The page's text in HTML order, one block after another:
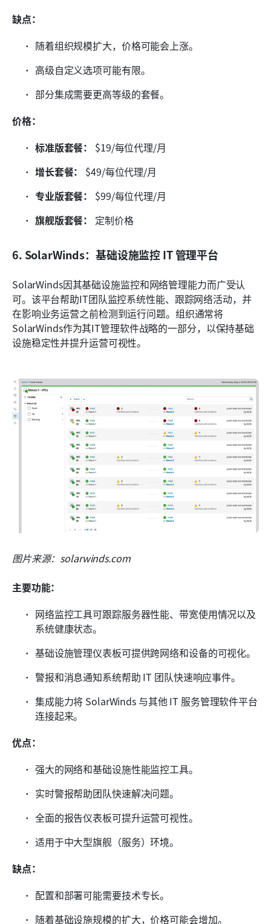
缺点：
随着组织规模扩大，价格可能会上涨。
高级自定义选项可能有限。
部分集成需要更高等级的套餐。
价格：
标准版套餐：
$19/每位代理/月
增长套餐：
$49/每位代理/月
专业版套餐：
$99/每位代理/月
旗舰版套餐：
定制价格
6. SolarWinds：基础设施监控 IT 管理平台
SolarWinds因其基础设施监控和网络管理能力而广受认
可。该平台帮助IT团队监控系统性能、跟踪网络活动，并
在影响业务运营之前检测到运行问题。组织通常将
SolarWinds作为其IT管理软件战略的一部分，以保持基础
设施稳定性并提升运营可视性。
图片来源：solarwinds.com
主要功能：
网络监控工具可跟踪服务器性能、带宽使用情况以及
系统健康状态。
基础设施管理仪表板可提供跨网络和设备的可视化。
警报和消息通知系统帮助 IT 团队快速响应事件。
集成能力将 SolarWinds 与其他 IT 服务管理软件平台
连接起来。
优点：
强大的网络和基础设施性能监控工具。
实时警报帮助团队快速解决问题。
全面的报告仪表板可提升运营可视性。
适用于中大型旗舰（服务）环境。
缺点：
配置和部署可能需要技术专长。
随着基础设施规模的扩大，价格可能会增加。